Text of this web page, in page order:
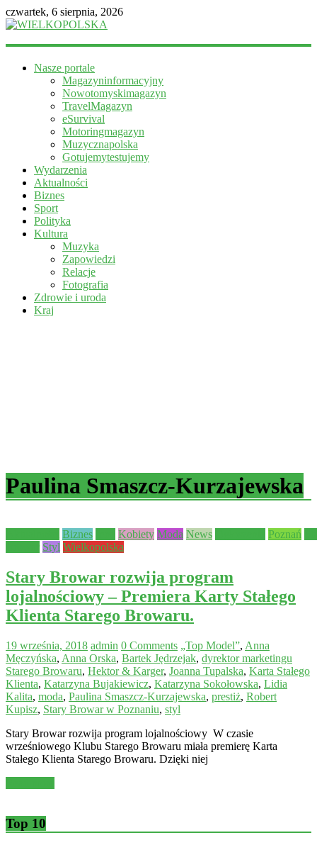
czwartek, 6 sierpnia, 2026
WIELKOPOLSKA
informacyjny
Nasze portale
Magazyninformacyjny
Nowotomyskimagazyn
TravelMagazyn
eSurvival
Motoringmagazyn
Muzycznapolska
Gotujemytestujemy
Wydarzenia
Aktualności
Biznes
Sport
Polityka
Kultura
Muzyka
Zapowiedzi
Relacje
Fotografia
Zdrowie i uroda
Kraj
Paulina Smaszcz-Kurzajewska
Biznes Kobiety Moda News Poznań
Styl Wielkopolska
Stary Browar rozwija program
lojalnościowy – Premiera Karty Stałego
Klienta Starego Browaru.
19 września, 2018 admin 0 Comments „Top Model”, Anna
Męczyńska, Anna Orska, Bartek Jędrzejak, dyrektor marketingu
Starego Browaru, Hektor & Karger, Joanna Tupalska, Karta Stałego
Klienta, Katarzyna Bujakiewicz, Katarzyna Sokołowska, Lidia
Kalita, moda, Paulina Smaszcz-Kurzajewska, prestiż, Robert
Kupisz, Stary Browar w Poznaniu, styl
Stary Browar rozwija program lojalnościowy W czasie
wrześniowego Klubu Starego Browaru miała premierę Karta
Stałego Klienta Starego Browaru. Dzięki niej
Top 10